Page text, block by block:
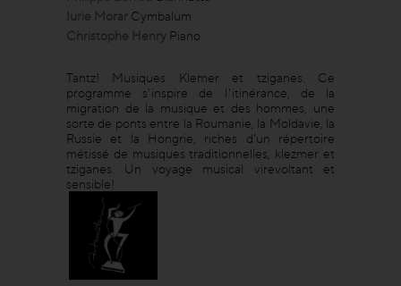
Iurie Morar Cymbalum
Christophe Henry Piano
Tantz! Musiques Klemer et tziganes. Ce
programme s'inspire de l'itinérance, de la
migration de la musique et des hommes, une
sorte de ponts entre la Roumanie, la Moldavie, la
Russie et la Hongrie, riches d'un répertoire
métissé de musiques traditionnelles, klezmer et
tziganes. Un voyage musical virevoltant et
sensible!